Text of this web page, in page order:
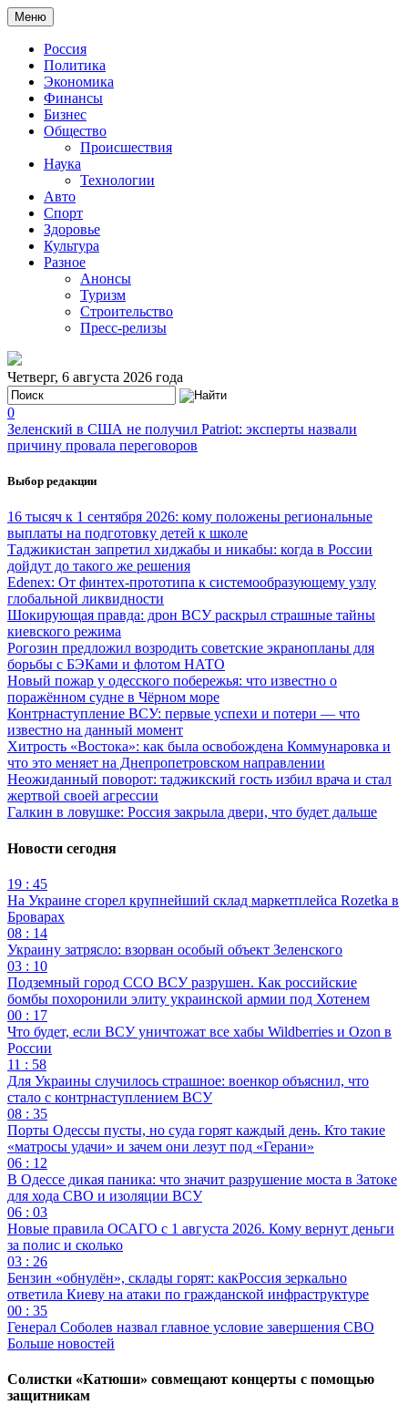
Меню
Россия
Политика
Экономика
Финансы
Бизнес
Общество
Происшествия
Наука
Технологии
Авто
Спорт
Здоровье
Культура
Разное
Анонсы
Туризм
Строительство
Пресс-релизы
Четверг, 6 августа 2026 года
0
Зеленский в США не получил Patriot: эксперты назвали
причину провала переговоров
Выбор редакции
16 тысяч к 1 сентября 2026: кому положены региональные
выплаты на подготовку детей к школе
Таджикистан запретил хиджабы и никабы: когда в России
дойдут до такого же решения
Edenex: От финтех-прототипа к системообразующему узлу
глобальной ликвидности
Шокирующая правда: дрон ВСУ раскрыл страшные тайны
киевского режима
Рогозин предложил возродить советские экранопланы для
борьбы с БЭКами и флотом НАТО
Новый пожар у одесского побережья: что известно о
поражённом судне в Чёрном море
Контрнаступление ВСУ: первые успехи и потери — что
известно на данный момент
Хитрость «Востока»: как была освобождена Коммунаровка и
что это меняет на Днепропетровском направлении
Неожиданный поворот: таджикский гость избил врача и стал
жертвой своей агрессии
Галкин в ловушке: Россия закрыла двери, что будет дальше
Новости сегодня
19 : 45
На Украине сгорел крупнейший склад маркетплейса Rozetka в
Броварах
08 : 14
Украину затрясло: взорван особый объект Зеленского
03 : 10
Подземный город ССО ВСУ разрушен. Как российские
бомбы похоронили элиту украинской армии под Хотенем
00 : 17
Что будет, если ВСУ уничтожат все хабы Wildberries и Ozon в
России
11 : 58
Для Украины случилось страшное: военкор объяснил, что
стало с контрнаступлением ВСУ
08 : 35
Порты Одессы пусты, но суда горят каждый день. Кто такие
«матросы удачи» и зачем они лезут под «Герани»
06 : 12
В Одессе дикая паника: что значит разрушение моста в Затоке
для хода СВО и изоляции ВСУ
06 : 03
Новые правила ОСАГО с 1 августа 2026. Кому вернут деньги
за полис и сколько
03 : 26
Бензин «обнулён», склады горят: какРоссия зеркально
ответила Киеву на атаки по гражданской инфраструктуре
00 : 35
Генерал Соболев назвал главное условие завершения СВО
Больше новостей
Солистки «Катюши» совмещают концерты с помощью
защитникам